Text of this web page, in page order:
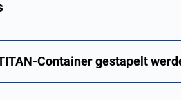
Container gestapelt